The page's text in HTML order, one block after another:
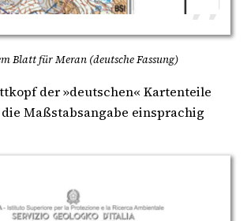
Blatt für Meran (deutsche Fassung)
der »deutschen« Kartenteile
Maßstabsangabe einsprachig